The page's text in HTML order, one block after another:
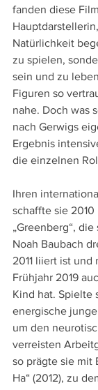
fanden diese
Natürlichkeit
zu spielen,
sein und zu
Figuren so
nahe. Doch was
nach Gerwigs
Ergebnis
die einzelnen
Ihren
schaffte sie
„Greenberg“,
Noah Baubach
2011 liiert ist und
Frühjahr 2019
Kind hat. Spielte
energische
um den
verreisten
so prägte sie mit
Ha“ (2012), zu